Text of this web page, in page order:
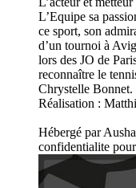
L’Equipe sa
ce sport, son
d’un tournoi à
lors des JO de
reconnaître le
Chrystelle
Réalisation :
Hébergé par
confidentialite